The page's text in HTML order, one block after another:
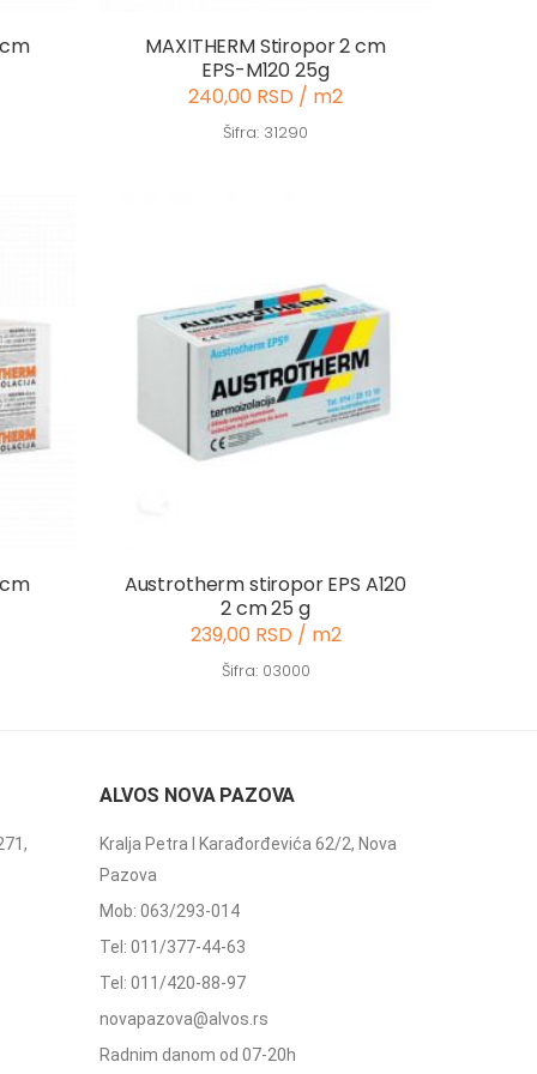
MAXITHERM Stiropor 2 cm
EPS-M120 25g
240,00 RSD / m2
Šifra: 31290
Austrotherm stiropor EPS A120
2 cm 25 g
239,00 RSD / m2
Šifra: 03000
ALVOS NOVA PAZOVA
Kralja Petra I Karađorđevića 62/2, Nova
Pazova
Mob: 063/293-014
Tel: 011/377-44-63
Tel: 011/420-88-97
novapazova@alvos.rs
Radnim danom od 07-20h